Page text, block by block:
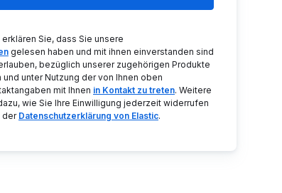
Sie, dass Sie unsere
gelesen haben und mit ihnen einverstanden sind
bezüglich unserer zugehörigen Produkte
unter Nutzung der von Ihnen oben
mit Ihnen in Kontakt zu treten. Weitere
wie Sie Ihre Einwilligung jederzeit widerrufen
derDatenschutzerklärung von Elastic.